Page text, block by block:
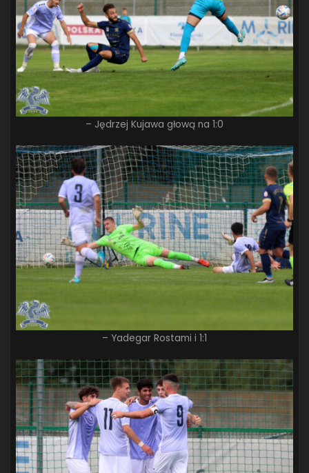
– Jędrzej Kujawa głową na 1:0
– Yadegar Rostami i 1:1